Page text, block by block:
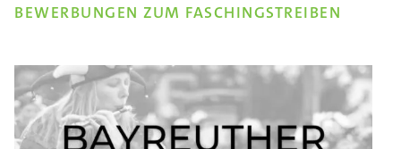
BEWERBUNGEN ZUM FASCHINGSTREIBEN